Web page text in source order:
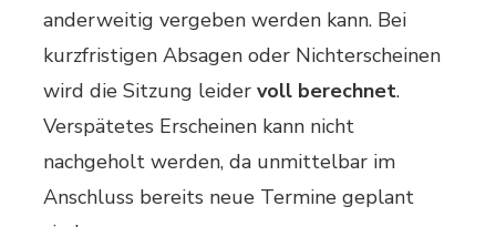
anderweitig vergeben werden kann. Bei
kurzfristigen Absagen oder Nichterscheinen
wird die Sitzung leider voll berechnet.
Verspätetes Erscheinen kann nicht
nachgeholt werden, da unmittelbar im
Anschluss bereits neue Termine geplant